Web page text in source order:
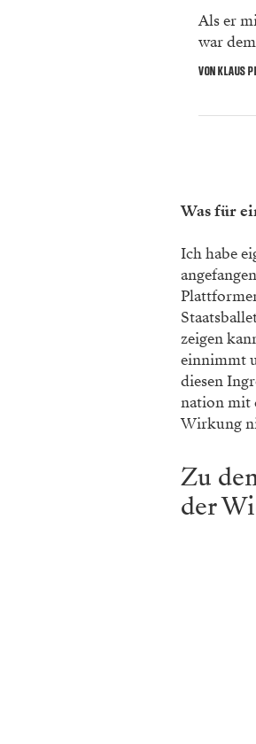
Als er
war
VON KLAUS
Was für
Ich habe
zeigen
einnimmt
diesen
nation mit
Wirkung
Zu
der